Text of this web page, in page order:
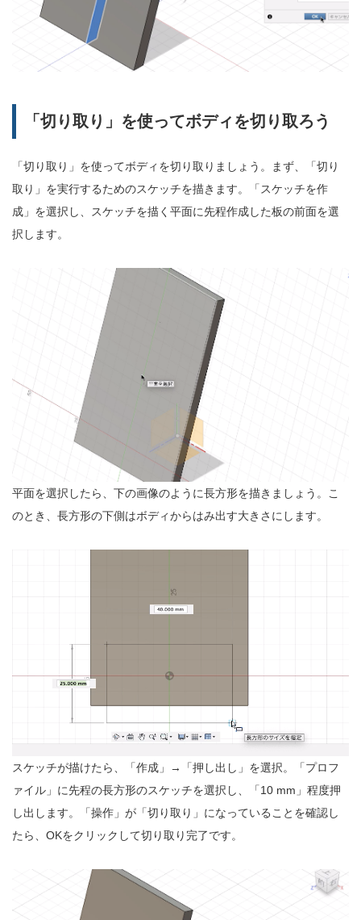
「切り取り」を使ってボディを切り取ろう
「切り取り」を使ってボディを切り取りましょう。まず、「切り
取り」を実行するためのスケッチを描きます。「スケッチを作
成」を選択し、スケッチを描く平面に先程作成した板の前面を選
択します。
平面を選択したら、下の画像のように長方形を描きましょう。こ
のとき、長方形の下側はボディからはみ出す大きさにします。
スケッチが描けたら、「作成」→「押し出し」を選択。「プロフ
ァイル」に先程の長方形のスケッチを選択し、「10 mm」程度押
し出します。「操作」が「切り取り」になっていることを確認し
たら、OKをクリックして切り取り完了です。